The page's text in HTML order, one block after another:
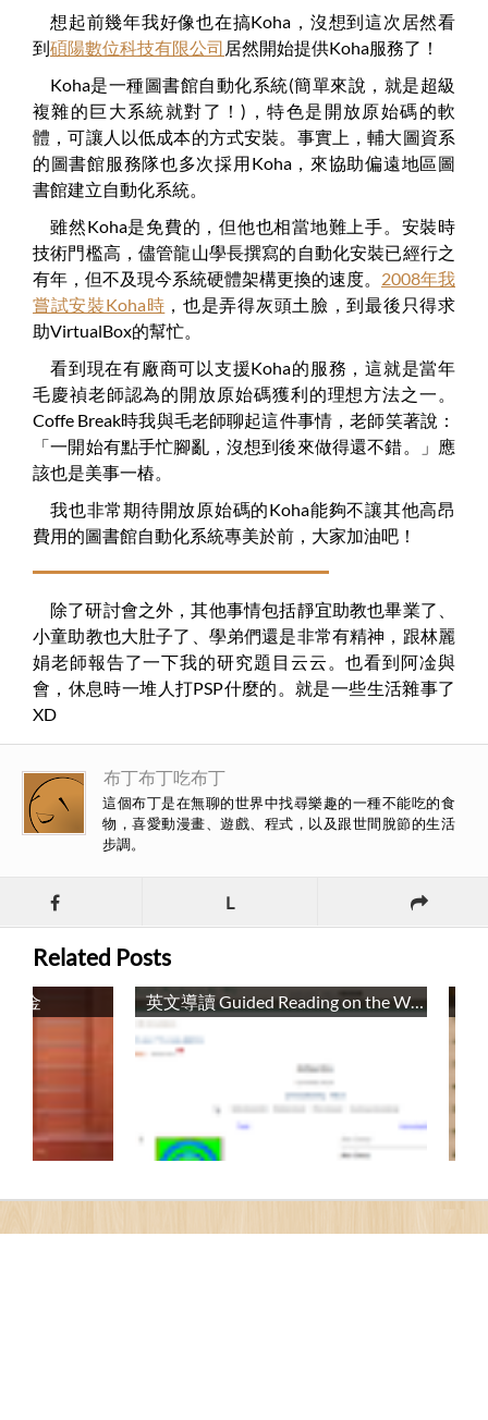
想起前幾年我好像也在搞Koha，沒想到這次居然看
到碩陽數位科技有限公司 居然開始提供Koha服務了！
Koha是一種圖書館自動化系統(簡單來說，就是超級
複雜的巨大系統就對了！)，特色是開放原始碼的軟
體，可讓人以低成本的方式安裝。事實上，輔大圖資系
的圖書館服務隊也多次採用Koha，來協助偏遠地區圖
書館建立自動化系統。
雖然Koha是免費的，但他也相當地難上手。安裝時
技術門檻高，儘管龍山學長撰寫的自動化安裝已經行之
有年，但不及現今系統硬體架構更換的速度。 2008年我
嘗試安裝Koha時 ，也是弄得灰頭土臉，到最後只得求
助VirtualBox的幫忙。
看到現在有廠商可以支援Koha的服務，這就是當年
毛慶禎老師認為的開放原始碼獲利的理想方法之一。
Coffe Break時我與毛老師聊起這件事情，老師笑著說：
「一開始有點手忙腳亂，沒想到後來做得還不錯。」應
該也是美事一樁。
我也非常期待開放原始碼的Koha能夠不讓其他高昂
費用的圖書館自動化系統專美於前，大家加油吧！
除了研討會之外，其他事情包括靜宜助教也畢業了、
小童助教也大肚子了、學弟們還是非常有精神，跟林麗
娟老師報告了一下我的研究題目云云。也看到阿凎與
會，休息時一堆人打PSP什麼的。就是一些生活雜事了
XD
布丁布丁吃布丁
這個布丁是在無聊的世界中找尋樂趣的一種不能吃的食
物，喜愛動漫畫、遊戲、程式，以及跟世間脫節的生活
步調。
L
Related Posts
學金 英文導讀 Guided Reading on the Web